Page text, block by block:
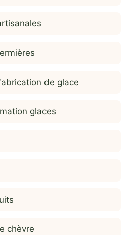
de glace
glaces
chèvre